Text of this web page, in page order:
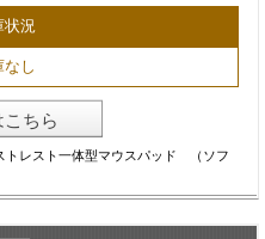
状況
なし
ちら
レスト一体型マウスパッド （ソフ